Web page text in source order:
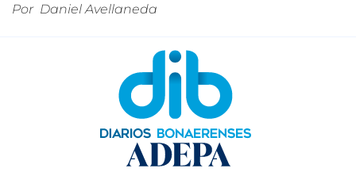
Por Daniel Avellaneda